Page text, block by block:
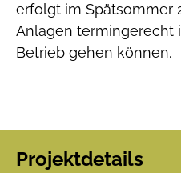
erfolgt im Spätsommer
Anlagen termingerecht
Betrieb gehen können.
Projektdetails